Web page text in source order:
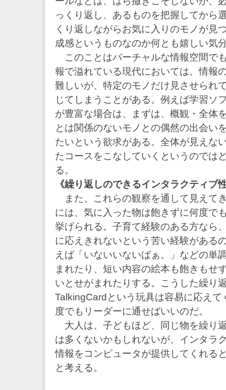
っくり返し、あるものを把握してから
くり返しながらお気に入りのモノが見
成感というものなのか何とも嬉しい気
このことはバーチャルな情報空間で
報で溢れている現代においては、情報
難しいが、特定のモノだけ見させられ
じてしまうことがある。例えば学習ソ
が豊富な場合は、まずは、概観・全体
とは関係のないモノとの偶然の出会い
たいという欲求がある。全体が見えな
たコースをこなしていくというのでは
る。
《繰り返しのできるインタラクティブ
また、これらの観察を通して見えて
には、気に入った物は飽きずに何度で
挙げられる。子育て経験のある方なら
に応えきれないという苦い経験がある
えば「いないいないばぁ。」などの単
まれたり、短い内容の絵本も飽きもせ
いとせがまれたりする。こうした繰り
TalkingCardという玩具は容易に応え
度でもリーダーに通せばいいのだ。
大人は、子どもほど、同じ物を繰り
は多くないかもしれないが、インタラ
情報をコンピュータが提供してくれる
と考える。